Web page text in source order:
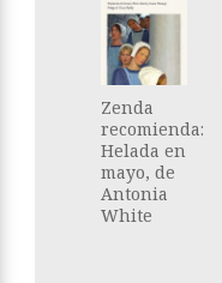
Zenda
recomienda:
Helada en
mayo, de
Antonia
White